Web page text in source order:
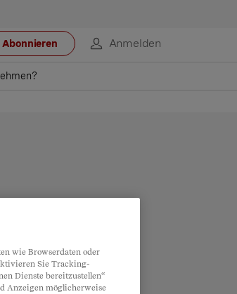
Abonnieren Anmelden
wie Browserdaten oder
Sie Tracking-
Dienste bereitzustellen“
Anzeigen möglicherweise